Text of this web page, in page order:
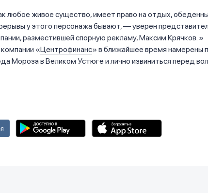
любое живое существо, имеет право на отдых,
у этого персонажа бывают, — уверен
разместившей спорную рекламу, Максим Крячков.
«Центрофинанс» в ближайшее время намерены
Мороза в Великом Устюге и лично извиниться перед